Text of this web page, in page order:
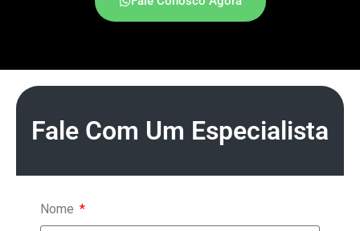
Fale Com Um Especialista
Nome